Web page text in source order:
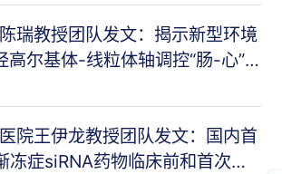
瑞教授团队发文：揭示新型环境
高尔基体-线粒体轴调控“肠-心”
院王伊龙教授团队发文：国内首
冻症siRNA药物临床前和首次人
院） Cell Host & Microbe